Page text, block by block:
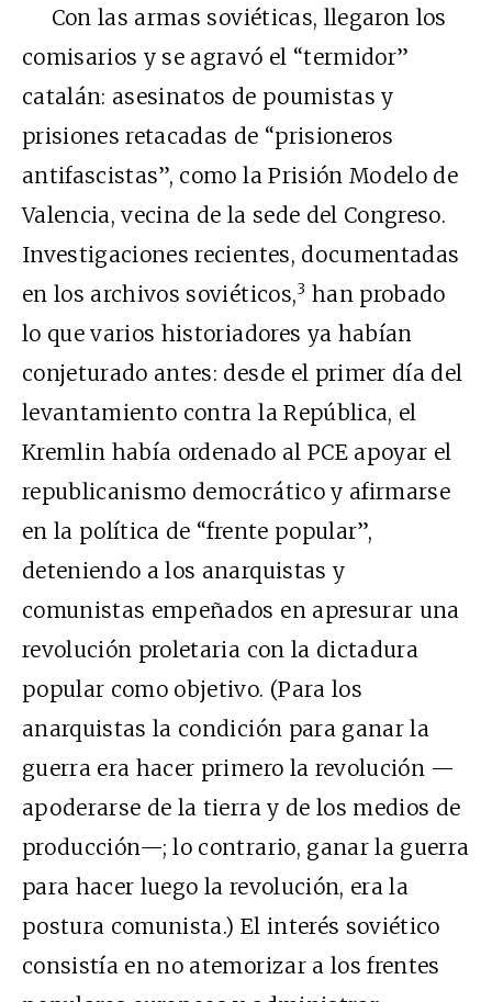
Con las armas soviéticas, llegaron los
comisarios y se agravó el “termidor”
catalán: asesinatos de poumistas y
prisiones retacadas de “prisioneros
antifascistas”, como la Prisión Modelo de
Valencia, vecina de la sede del Congreso.
Investigaciones recientes, documentadas
en los archivos soviéticos,3 han probado
lo que varios historiadores ya habían
conjeturado antes: desde el primer día del
levantamiento contra la República, el
Kremlin había ordenado al PCE apoyar el
republicanismo democrático y afirmarse
en la política de “frente popular”,
deteniendo a los anarquistas y
comunistas empeñados en apresurar una
revolución proletaria con la dictadura
popular como objetivo. (Para los
anarquistas la condición para ganar la
guerra era hacer primero la revolución —
apoderarse de la tierra y de los medios de
producción—; lo contrario, ganar la guerra
para hacer luego la revolución, era la
postura comunista.) El interés soviético
consistía en no atemorizar a los frentes